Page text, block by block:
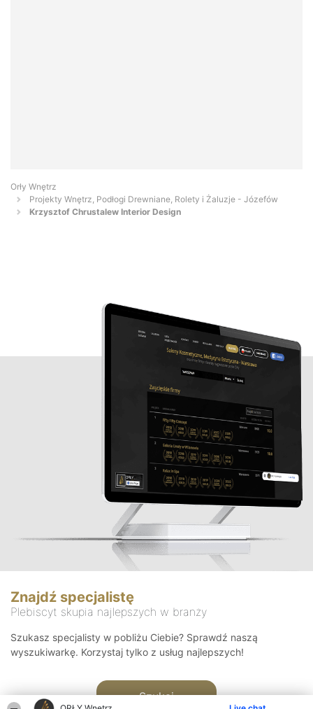
Orły Wnętrz
Projekty Wnętrz, Podłogi Drewniane, Rolety i Żaluzje - Józefów
Krzysztof Chrustalew Interior Design
Znajdź specjalistę
Plebiscyt skupia najlepszych w branży
Szukasz specjalisty w pobliżu Ciebie? Sprawdź naszą
wyszukiwarkę. Korzystaj tylko z usług najlepszych!
Szukaj